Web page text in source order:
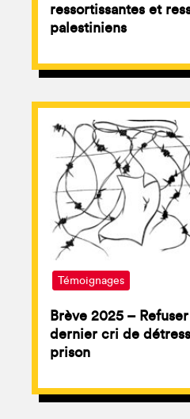
ressortissantes et
palestiniens
Témoignages
Brève 2025 –
dernier cri de
prison